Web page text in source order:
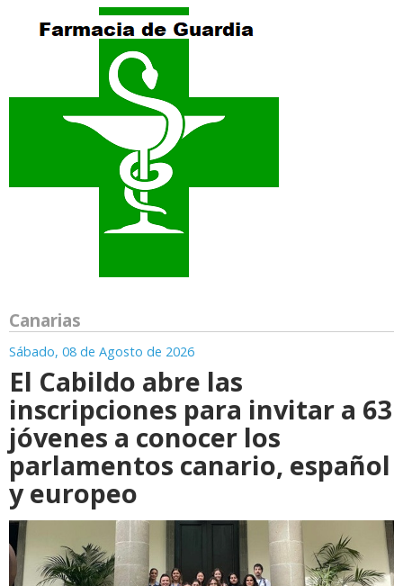
Canarias
Sábado, 08 de Agosto de 2026
El Cabildo abre las
inscripciones para invitar a 63
jóvenes a conocer los
parlamentos canario, español
y europeo